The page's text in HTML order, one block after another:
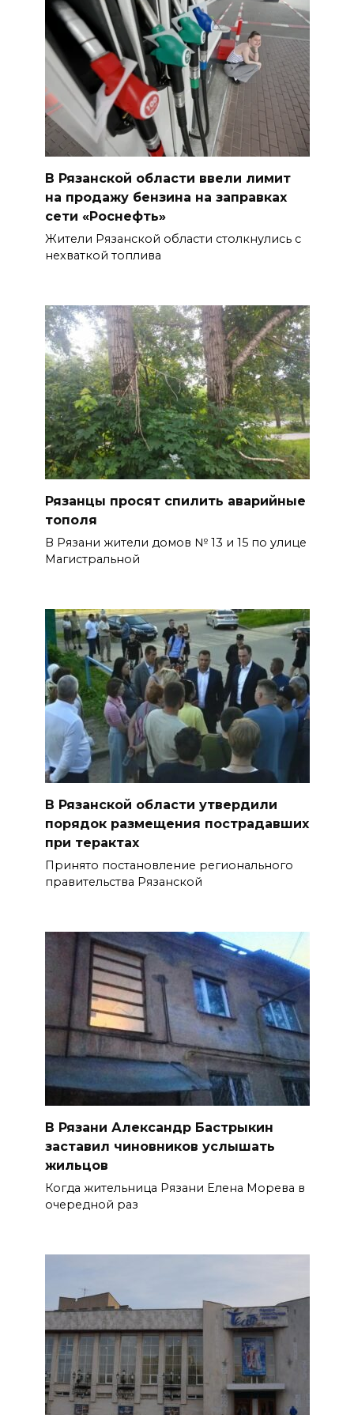
В Рязанской области ввели лимит
на продажу бензина на заправках
сети «Роснефть»
Жители Рязанской области столкнулись с
нехваткой топлива
Рязанцы просят спилить аварийные
тополя
В Рязани жители домов № 13 и 15 по улице
Магистральной
В Рязанской области утвердили
порядок размещения пострадавших
при терактах
Принято постановление регионального
правительства Рязанской
В Рязани Александр Бастрыкин
заставил чиновников услышать
жильцов
Когда жительница Рязани Елена Морева в
очередной раз